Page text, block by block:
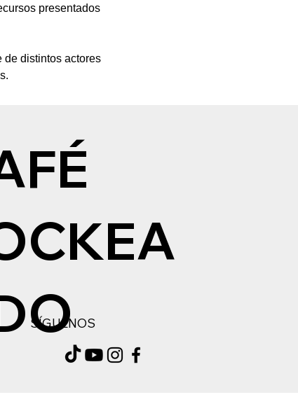
presentados
de distintos actores
SÍGUENOS